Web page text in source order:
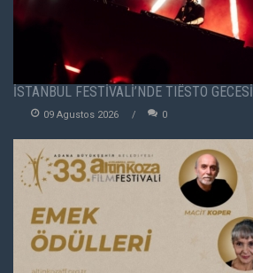
İSTANBUL FESTİVALİ’NDE TIËSTO GECESİ
09 Agustos 2026 0